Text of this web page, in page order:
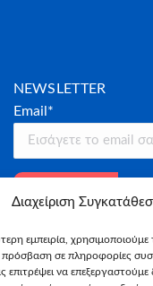
Διαχείριση
εμπειρία,
σε πληροφορίες
επιτρέψει να
NEWSLETTER
Email*